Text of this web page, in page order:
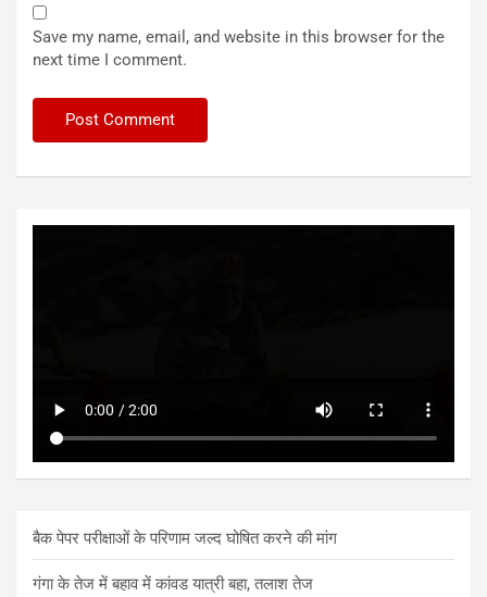
Save my name, email, and website in this browser for the
next time I comment.
बैक पेपर परीक्षाओं के परिणाम जल्द घोषित करने की मांग
गंगा के तेज में बहाव में कांवड यात्री बहा, तलाश तेज